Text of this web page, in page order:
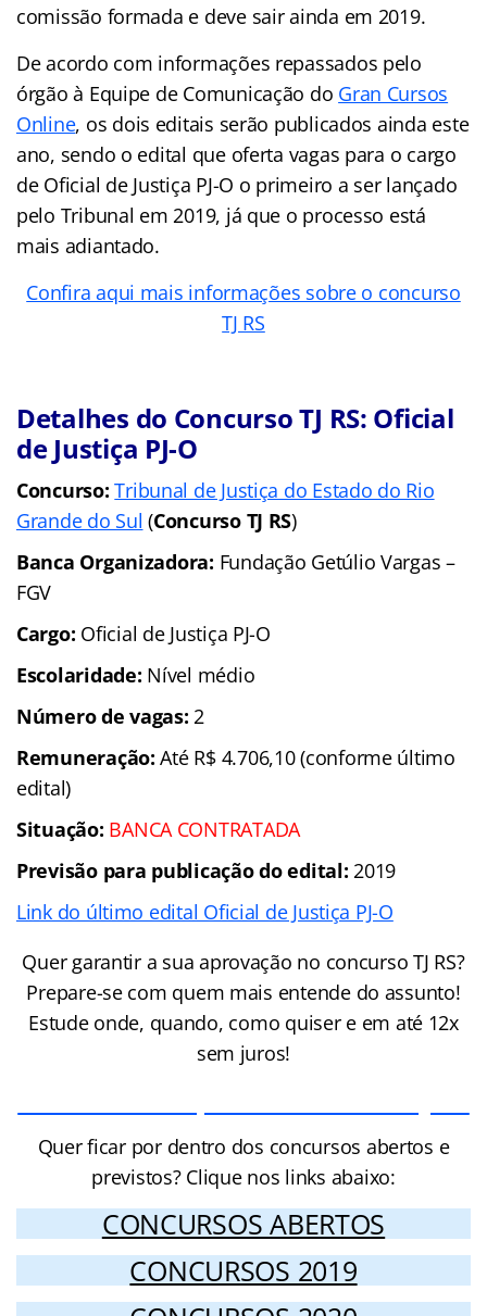
comissão formada e deve sair ainda em 2019.
De acordo com informações repassados pelo
órgão à Equipe de Comunicação do Gran Cursos
Online, os dois editais serão publicados ainda este
ano, sendo o edital que oferta vagas para o cargo
de Oficial de Justiça PJ-O o primeiro a ser lançado
pelo Tribunal em 2019, já que o processo está
mais adiantado.
Confira aqui mais informações sobre o concurso
TJ RS
Detalhes do Concurso TJ RS: Oficial
de Justiça PJ-O
Concurso: Tribunal de Justiça do Estado do Rio
Grande do Sul (Concurso TJ RS)
Banca Organizadora: Fundação Getúlio Vargas –
FGV
Cargo: Oficial de Justiça PJ-O
Escolaridade: Nível médio
Número de vagas: 2
Remuneração: Até R$ 4.706,10 (conforme último
edital)
Situação: BANCA CONTRATADA
Previsão para publicação do edital: 2019
Link do último edital Oficial de Justiça PJ-O
Quer garantir a sua aprovação no concurso TJ RS?
Prepare-se com quem mais entende do assunto!
Estude onde, quando, como quiser e em até 12x
sem juros!
Quer ficar por dentro dos concursos abertos e
previstos? Clique nos links abaixo:
CONCURSOS ABERTOS
CONCURSOS 2019